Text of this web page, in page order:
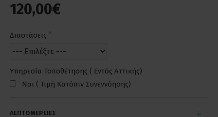
120,00€
Διαστάσεις
Υπηρεσία Τοποθέτησης ( Εντός Αττικής)
Ναι ( Τιμή Κατόπιν Συνεννόησης)
ΛΕΠΤΟΜΕΡΕΙΕΣ